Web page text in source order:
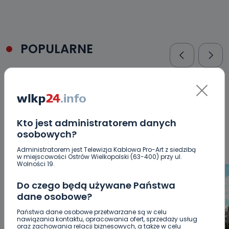
Kto jest administratorem danych
osobowych?
Administratorem jest Telewizja Kablowa Pro-Art z siedzibą
w miejscowości Ostrów Wielkopolski (63-400) przy ul.
Wolności 19.
Do czego będą używane Państwa
dane osobowe?
Państwa dane osobowe przetwarzane są w celu
nawiązania kontaktu, opracowania ofert, sprzedaży usług
oraz zachowania relacji biznesowych, a także w celu
POPULARNE
KORONAWIRUS
KULTURA I ROZRYWKA
ŚRODOWISKO
WASZE INFO
WSZYSTKICH ŚWIĘTYCH
WYWIADY
ZDROWIE